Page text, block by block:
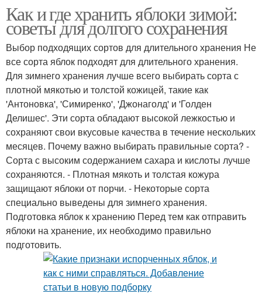
Как и где хранить яблоки зимой:
советы для долгого сохранения
Выбор подходящих сортов для длительного хранения Не
все сорта яблок подходят для длительного хранения.
Для зимнего хранения лучше всего выбирать сорта с
плотной мякотью и толстой кожицей, такие как
'Антоновка', 'Симиренко', 'Джонаголд' и 'Голден
Делишес'. Эти сорта обладают высокой лежкостью и
сохраняют свои вкусовые качества в течение нескольких
месяцев. Почему важно выбирать правильные сорта? -
Сорта с высоким содержанием сахара и кислоты лучше
сохраняются. - Плотная мякоть и толстая кожура
защищают яблоки от порчи. - Некоторые сорта
специально выведены для зимнего хранения.
Подготовка яблок к хранению Перед тем как отправить
яблоки на хранение, их необходимо правильно
подготовить.